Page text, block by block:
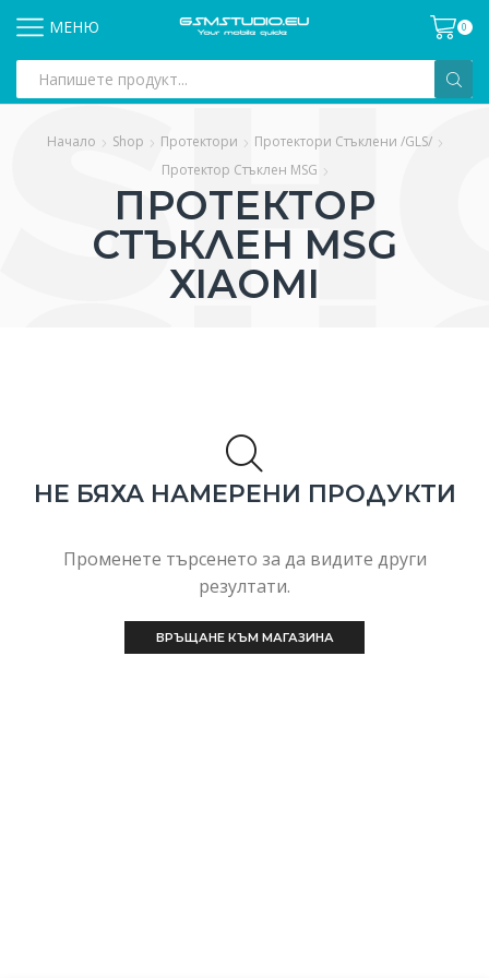
МЕНЮ 0
input
Начало Shop Протектори
Протектори Стъклени /GLS/
Протектор Стъклен MSG
ПРОТЕКТОР
СТЪКЛЕН MSG
XIAOMI
НЕ БЯХА НАМЕРЕНИ ПРОДУКТИ
Променете търсенето за да видите други
резултати.
ВРЪЩАНЕ КЪМ МАГАЗИНА